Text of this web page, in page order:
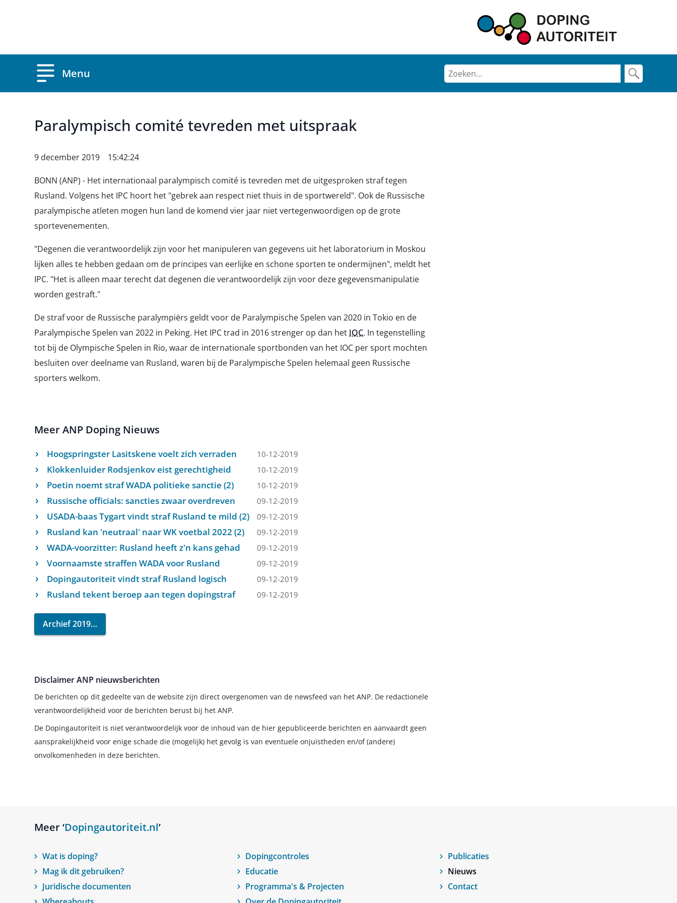
Menu
Paralympisch comité tevreden met uitspraak
9 december 2019 15:42:24
BONN (ANP) - Het internationaal paralympisch comité is tevreden met de uitgesproken straf tegen
Rusland. Volgens het IPC hoort het "gebrek aan respect niet thuis in de sportwereld". Ook de Russische
paralympische atleten mogen hun land de komend vier jaar niet vertegenwoordigen op de grote
sportevenementen.
"Degenen die verantwoordelijk zijn voor het manipuleren van gegevens uit het laboratorium in Moskou
lijken alles te hebben gedaan om de principes van eerlijke en schone sporten te ondermijnen", meldt het
IPC. "Het is alleen maar terecht dat degenen die verantwoordelijk zijn voor deze gegevensmanipulatie
worden gestraft."
De straf voor de Russische paralympiërs geldt voor de Paralympische Spelen van 2020 in Tokio en de
Paralympische Spelen van 2022 in Peking. Het IPC trad in 2016 strenger op dan het IOC. In tegenstelling
tot bij de Olympische Spelen in Rio, waar de internationale sportbonden van het IOC per sport mochten
besluiten over deelname van Rusland, waren bij de Paralympische Spelen helemaal geen Russische
sporters welkom.
Meer ANP Doping Nieuws
Hoogspringster Lasitskene voelt zich verraden 10-12-2019
Klokkenluider Rodsjenkov eist gerechtigheid 10-12-2019
Poetin noemt straf WADA politieke sanctie (2) 10-12-2019
Russische officials: sancties zwaar overdreven 09-12-2019
USADA-baas Tygart vindt straf Rusland te mild (2) 09-12-2019
Rusland kan 'neutraal' naar WK voetbal 2022 (2) 09-12-2019
WADA-voorzitter: Rusland heeft z'n kans gehad 09-12-2019
Voornaamste straffen WADA voor Rusland 09-12-2019
Dopingautoriteit vindt straf Rusland logisch 09-12-2019
Rusland tekent beroep aan tegen dopingstraf 09-12-2019
Archief 2019
Disclaimer ANP nieuwsberichten
De berichten op dit gedeelte van de website zijn direct overgenomen van de newsfeed van het ANP. De redactionele
verantwoordelijkheid voor de berichten berust bij het ANP.
De Dopingautoriteit is niet verantwoordelijk voor de inhoud van de hier gepubliceerde berichten en aanvaardt geen
aansprakelijkheid voor enige schade die (mogelijk) het gevolg is van eventuele onjuistheden en/of (andere)
onvolkomenheden in deze berichten.
Meer ‘Dopingautoriteit.nl’
Wat is doping?
Mag ik dit gebruiken?
Juridische documenten
Dopingcontroles
Educatie
Programma's & Projecten
Publicaties
Nieuws
Contact